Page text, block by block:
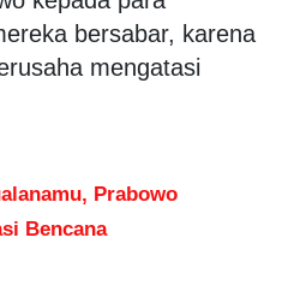
bersabar, karena
mengatasi
Prabowo
Bencana